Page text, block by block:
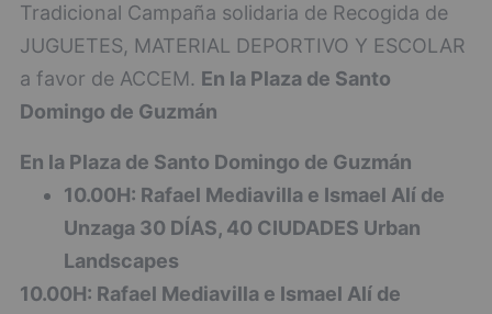
Tradicional Campaña solidaria de Recogida de
JUGUETES, MATERIAL DEPORTIVO Y ESCOLAR
a favor de ACCEM. En la Plaza de Santo
Domingo de Guzmán
En la Plaza de Santo Domingo de Guzmán
10.00H: Rafael Mediavilla e Ismael Alí de
Unzaga 30 DÍAS, 40 CIUDADES Urban
Landscapes
10.00H: Rafael Mediavilla e Ismael Alí de